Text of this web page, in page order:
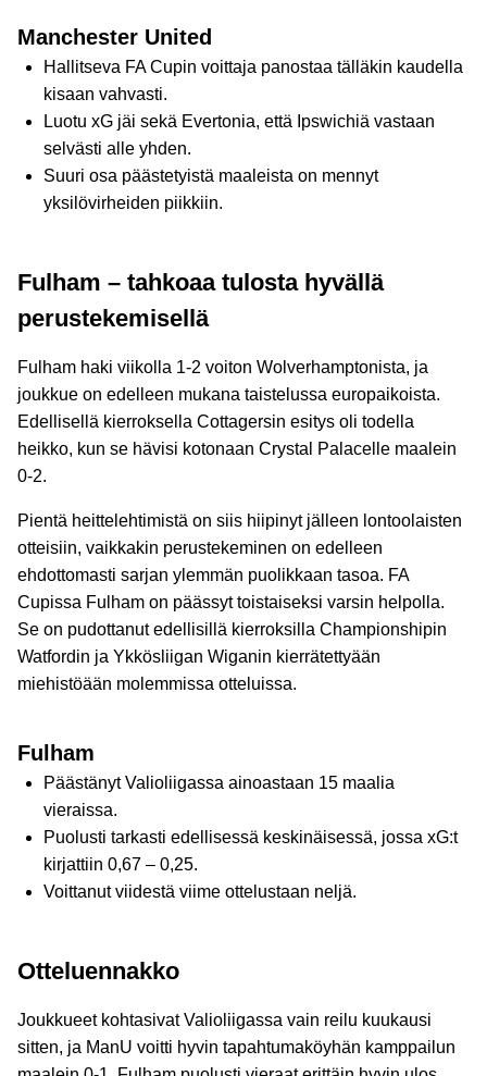
Manchester United
Hallitseva FA Cupin voittaja panostaa tälläkin kaudella
kisaan vahvasti.
Luotu xG jäi sekä Evertonia, että Ipswichiä vastaan
selvästi alle yhden.
Suuri osa päästetyistä maaleista on mennyt
yksilövirheiden piikkiin.
Fulham – tahkoaa tulosta hyvällä
perustekemisellä
Fulham haki viikolla 1-2 voiton Wolverhamptonista, ja
joukkue on edelleen mukana taistelussa europaikoista.
Edellisellä kierroksella Cottagersin esitys oli todella
heikko, kun se hävisi kotonaan Crystal Palacelle maalein
0-2.
Pientä heittelehtimistä on siis hiipinyt jälleen lontoolaisten
otteisiin, vaikkakin perustekeminen on edelleen
ehdottomasti sarjan ylemmän puolikkaan tasoa. FA
Cupissa Fulham on päässyt toistaiseksi varsin helpolla.
Se on pudottanut edellisillä kierroksilla Championshipin
Watfordin ja Ykkösliigan Wiganin kierrätettyään
miehistöään molemmissa otteluissa.
Fulham
Päästänyt Valioliigassa ainoastaan 15 maalia
vieraissa.
Puolusti tarkasti edellisessä keskinäisessä, jossa xG:t
kirjattiin 0,67 – 0,25.
Voittanut viidestä viime ottelustaan neljä.
Otteluennakko
Joukkueet kohtasivat Valioliigassa vain reilu kuukausi
sitten, ja ManU voitti hyvin tapahtumaköyhän kamppailun